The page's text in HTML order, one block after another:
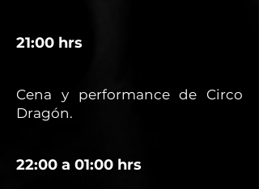
21:00 hrs
Cena y performance de Circo
Dragón.
22:00 a 01:00 hrs